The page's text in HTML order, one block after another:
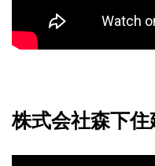
株式会社森下住